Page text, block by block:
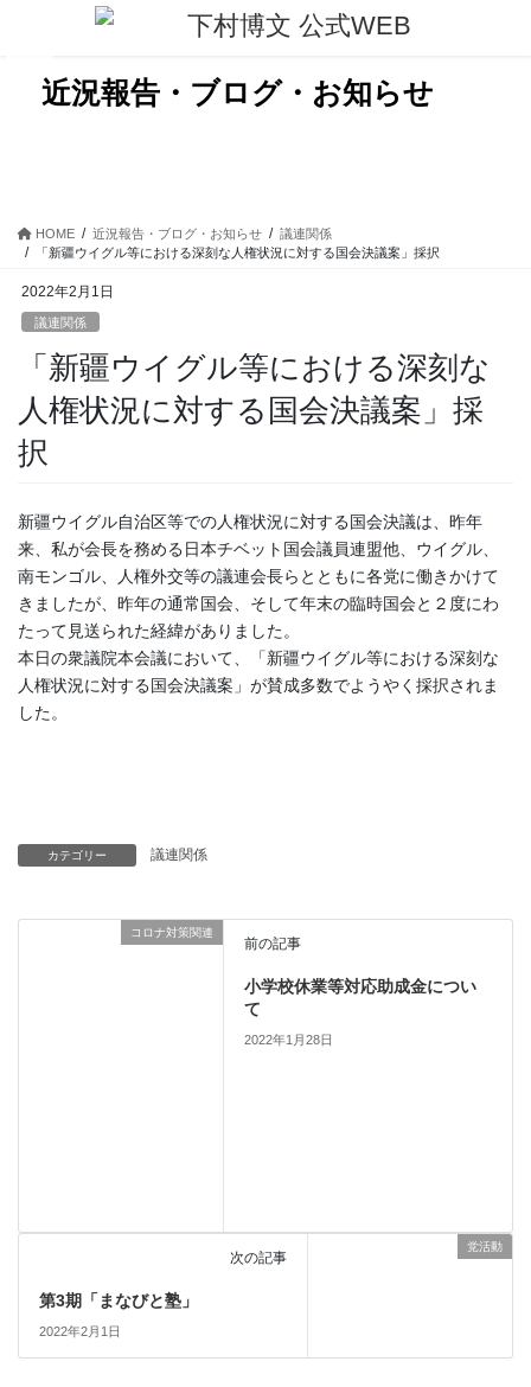
近況報告・ブログ・お知らせ
HOME 近況報告・ブログ・お知らせ
議連関係
「新疆ウイグル等における深刻な人権状況に対する国会決議案」採択
2022年2月1日
議連関係
「新疆ウイグル等における深刻な
人権状況に対する国会決議案」採
択
新疆ウイグル自治区等での人権状況に対する国会決議は、昨年
来、私が会長を務める日本チベット国会議員連盟他、ウイグル、
南モンゴル、人権外交等の議連会長らとともに各党に働きかけて
きましたが、昨年の通常国会、そして年末の臨時国会と２度にわ
たって見送られた経緯がありました。
本日の衆議院本会議において、「新疆ウイグル等における深刻な
人権状況に対する国会決議案」が賛成多数でようやく採択されま
した。
カテゴリー 議連関係
コロナ対策関連
前の記事
小学校休業等対応助成金につい
て
2022年1月28日
党活動
次の記事
第3期「まなびと塾」
2022年2月1日